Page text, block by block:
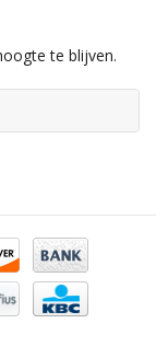
te blijven.